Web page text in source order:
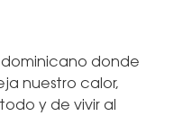
dominicano donde
nuestro calor,
y de vivir al